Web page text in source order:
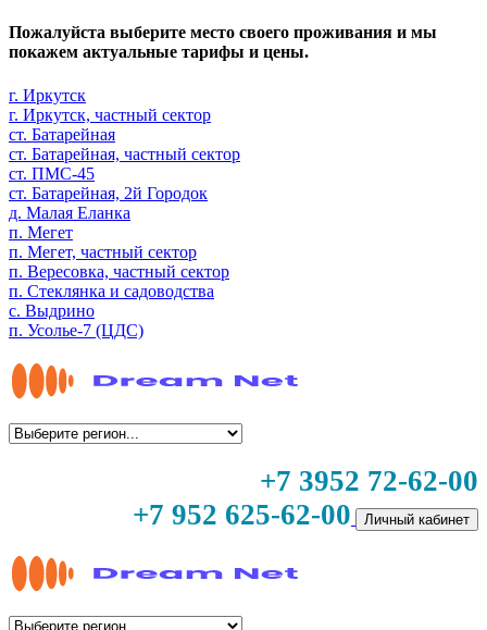
Пожалуйста выберите место своего проживания и мы
покажем актуальные тарифы и цены.
г. Иркутск
г. Иркутск, частный сектор
ст. Батарейная
ст. Батарейная, частный сектор
ст. ПМС-45
ст. Батарейная, 2й Городок
д. Малая Еланка
п. Мегет
п. Мегет, частный сектор
п. Вересовка, частный сектор
п. Стеклянка и садоводства
с. Выдрино
п. Усолье-7 (ЦДС)
+7 3952 72-62-00
+7 952 625-62-00
Личный кабинет